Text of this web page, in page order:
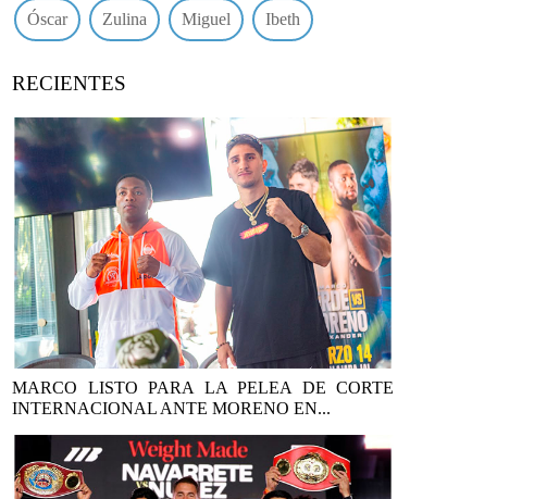
Óscar Zulina Miguel Ibeth
RECIENTES
MARCO LISTO PARA LA PELEA DE CORTE
INTERNACIONAL ANTE MORENO EN...